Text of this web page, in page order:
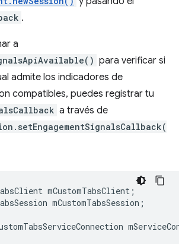
.
a
para verificar si
admite los indicadores de
compatibles, puedes registrar tu
a través de
mCustomTabsClient ;
mCustomTabsSession ;